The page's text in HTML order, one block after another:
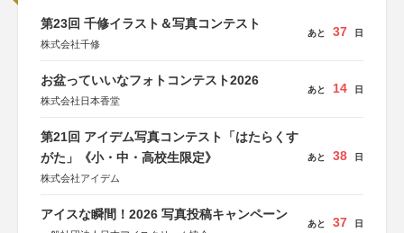
第23回 千修イラスト＆写真コンテスト
株式会社千修
あと 37 日
お盆っていいなフォトコンテスト2026
株式会社日本香堂
あと 14 日
第21回 アイデム写真コンテスト「はたらくす
がた」《小・中・高校生限定》
株式会社アイデム
あと 38 日
アイスな瞬間！2026 写真投稿キャンペーン
あと 37 日